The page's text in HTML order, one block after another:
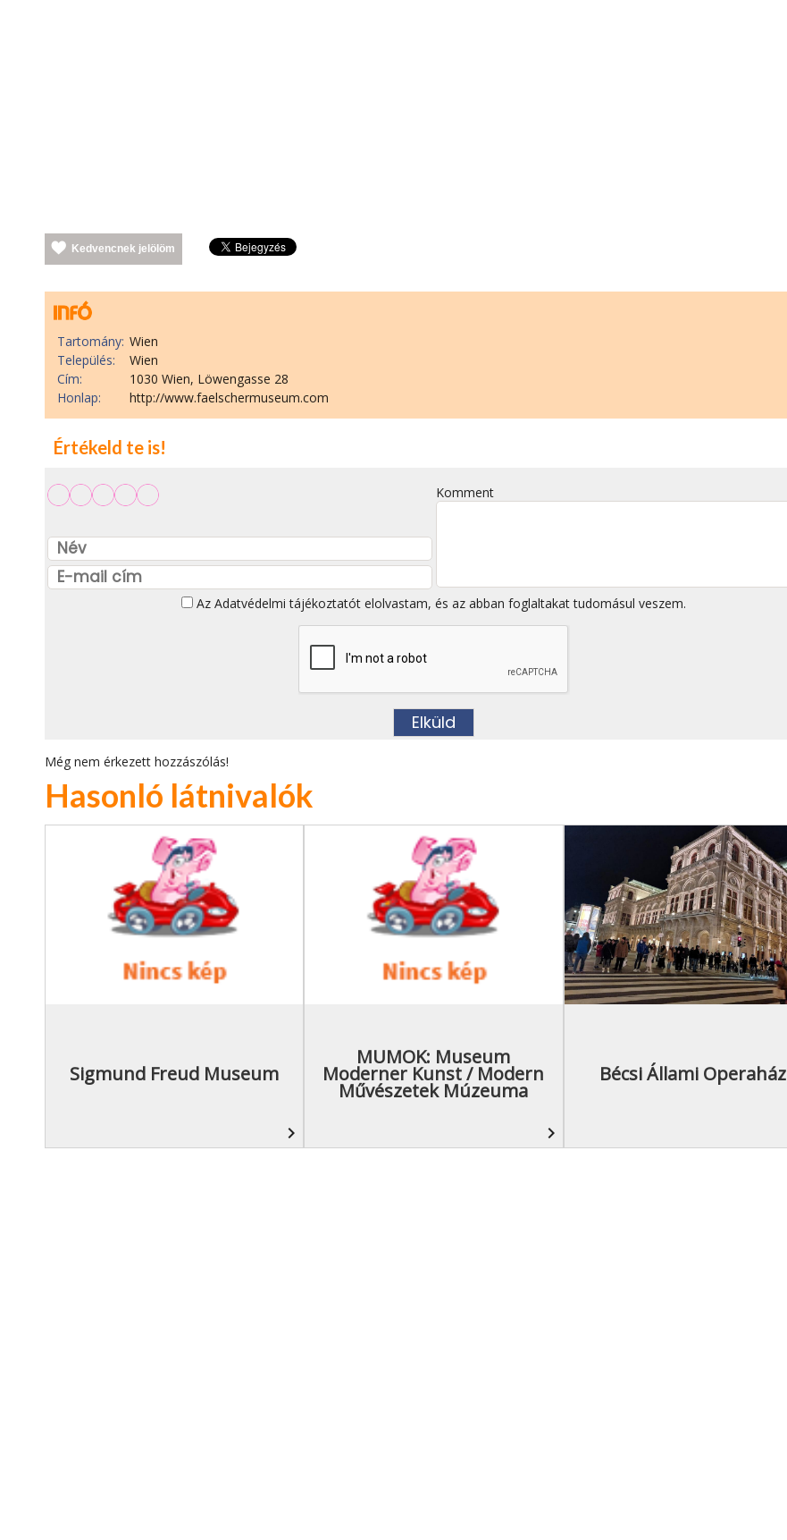
Kedvencnek jelölöm
Tartomány: Wien
Település:
Wien
Cím:
1030 Wien, Löwengasse 28
Honlap:
http://www.faelschermuseum.com
Értékeld te is!
Komment
Az Adatvédelmi tájékoztatót elolvastam, és az abban foglaltakat tudomásul veszem.
Még nem érkezett hozzászólás!
Hasonló látnivalók
Sigmund Freud Museum
navigate_next
MUMOK: Museum
Moderner Kunst / Modern
Művészetek Múzeuma
navigate_next
Bécsi Állami Operaház